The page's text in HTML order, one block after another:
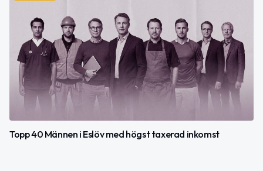
Topp 40 Männen i Eslöv med högst taxerad inkomst